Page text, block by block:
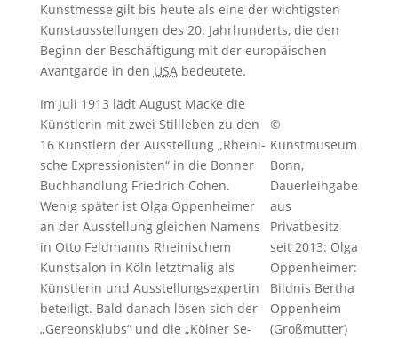
Kunstmesse gilt bis heute als eine der wichtigsten
Kunstausstellungen des 20. Jahrhunderts, die den
Beginn der Beschäftigung mit der europäischen
Avantgarde in den USAbedeutete.
©
Kunstmuseum
Bonn,
Dauerleihgabe
aus
Privatbesitz
seit 2013: Olga
Oppenheimer:
Bildnis Bertha
Oppenheim
(Großmutter)
Im Ju­li 1913 lädt Au­gust Ma­cke die
Künst­le­rin mit zwei Still­le­ben zu den
16 Künst­lern der Aus­stel­lung „Rhei­ni­
sche Ex­pres­sio­nis­ten“ in die Bon­ner
Buch­hand­lung Fried­rich Co­hen.
Wenig später ist Olga Oppenheimer
an der Aus­stel­lung glei­chen Na­mens
in Ot­to Feld­manns Rhei­ni­schem
Kunst­sa­lon in Köln letztmalig als
Künstlerin und Ausstellungsexpertin
beteiligt. Bald danach lösen sich der
„Ge­re­ons­klub­s“ und die „Köl­ner Se­